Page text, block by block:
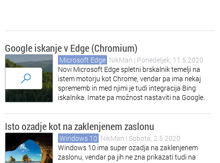
Google iskanje v Edge (Chromium)
Microsoft Edge NikMan | Ponedeljek, 11.5.2020
Novi Microsoft Edge spletni brskalnik temelji na
istem motorju kot Chrome, vendar pa ima nekaj
sprememb in med njimi je tudi integracija Bing
iskalnika. Imate pa možnost nastaviti na Google.
Isto ozadje kot na zaklenjenem zaslonu
Windows 10 NikMan | Sobota, 2.5.2020
Windows 10 ima super ozadja na zaklenjenem
zaslonu, vendar pa jih ne zna prikazati tudi na